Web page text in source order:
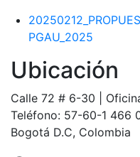
PGAU_2025
Ubicación
Calle 72 # 6-30 |
Teléfono: 57-60-1 466
Bogotá D.C, Colombia